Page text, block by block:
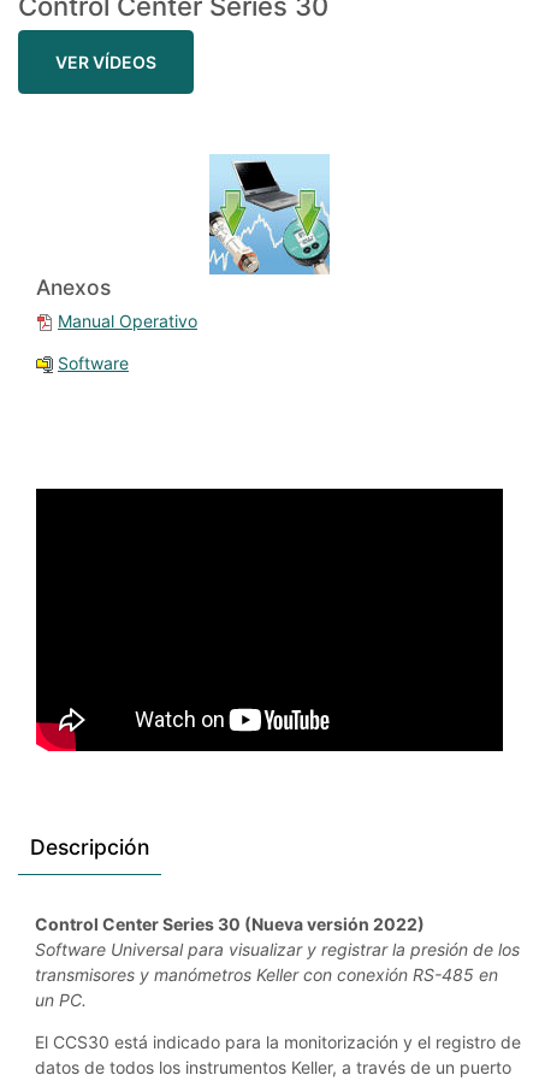
VER VÍDEOS
Anexos
Manual Operativo
Software
Descripción
Control Center Series 30 (Nueva versión 2022)
Software Universal para visualizar y registrar la presión de los
transmisores y manómetros Keller con conexión RS-485 en
un PC.
El CCS30 está indicado para la monitorización y el registro de
datos de todos los instrumentos Keller, a través de un puerto